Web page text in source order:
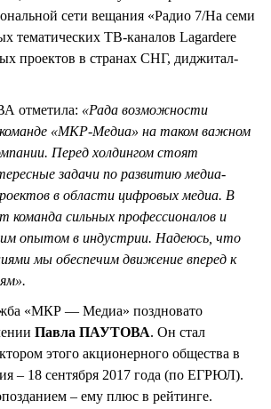
сети вещания «Радио 7/На семи
тематических ТВ-каналов Lagardere
проектов в странах СНГ, диджитал-
отметила: «Рада возможности
команде «МКР-Медиа» на таком важном
Перед холдингом стоят
задачи по развитию медиа-
в области цифровых медиа. В
команда сильных профессионалов и
опытом в индустрии. Надеюсь, что
мы обеспечим движение вперед к
«МКР — Медиа» поздновато
Павла ПАУТОВА. Он стал
этого акционерного общества в
– 18 сентября 2017 года (по ЕГРЮЛ).
– ему плюс в рейтинге.